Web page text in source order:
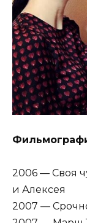
2006 — Своя
и Алексея
2007 —